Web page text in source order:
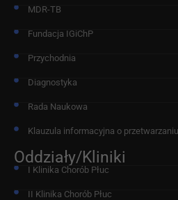
MDR-TB
Fundacja IGiChP
Przychodnia
Diagnostyka
Rada Naukowa
Klauzula informacyjna o
Oddziały/Kliniki
I Klinika Chorób Płuc
II Klinika Chorób Płuc